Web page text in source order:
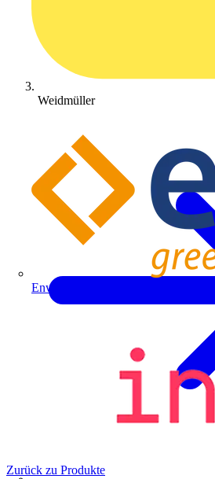
Enwitec
Weidmüller
Zurück zu Produkte